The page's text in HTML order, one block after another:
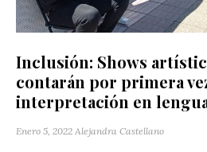
Inclusión: Shows
contarán por primera
interpretación en
Enero 5, 2022 Alejandra Castellano